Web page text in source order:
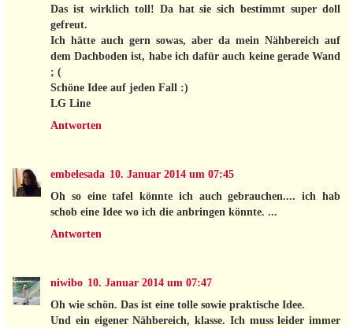
Das ist wirklich toll! Da hat sie sich bestimmt super doll
gefreut.
Ich hätte auch gern sowas, aber da mein Nähbereich auf
dem Dachboden ist, habe ich dafür auch keine gerade Wand
; (
Schöne Idee auf jeden Fall :)
LG Line
Antworten
embelesada 10. Januar 2014 um 07:45
Oh so eine tafel könnte ich auch gebrauchen.... ich hab
schob eine Idee wo ich die anbringen könnte. ...
Antworten
niwibo 10. Januar 2014 um 07:47
Oh wie schön. Das ist eine tolle sowie praktische Idee.
Und ein eigener Nähbereich, klasse. Ich muss leider immer